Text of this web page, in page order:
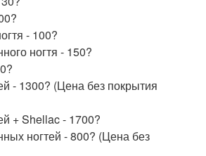
- 100?
ногтя - 150?
- 1300? (Цена без покрытия
+ Shellac - 1700?
ногтей - 800? (Цена без